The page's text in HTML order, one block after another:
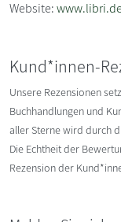
Website:
Kund*innen-
Unsere Rezensionen
Buchhandlungen und
aller Sterne wird durch
Die Echtheit der
Rezension der